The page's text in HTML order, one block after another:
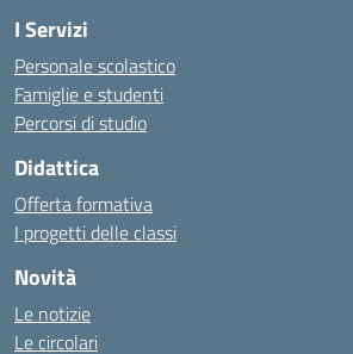
I Servizi
Personale scolastico
Famiglie e studenti
Percorsi di studio
Didattica
Offerta formativa
I progetti delle classi
Novità
Le notizie
Le circolari